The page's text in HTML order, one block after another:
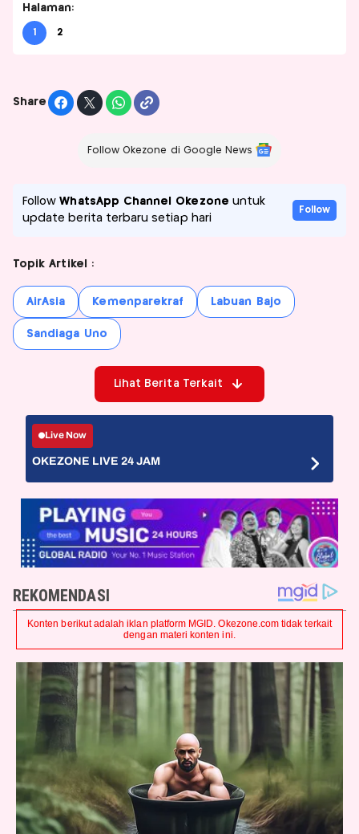
Halaman:
1 2
Share
Follow Okezone di Google News
FollowWhatsApp Channel Okezone untuk
update berita terbaru setiap hari
Follow
Topik Artikel :
AirAsia Kemenparekraf Labuan Bajo
Sandiaga Uno
Lihat Berita Terkait
Live Now
OKEZONE LIVE 24 JAM